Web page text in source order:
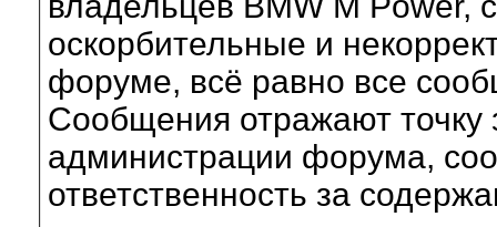
оскорбительные и
форуме, всё равно все
Сообщения отражают точку
администрации форума,
ответственность за